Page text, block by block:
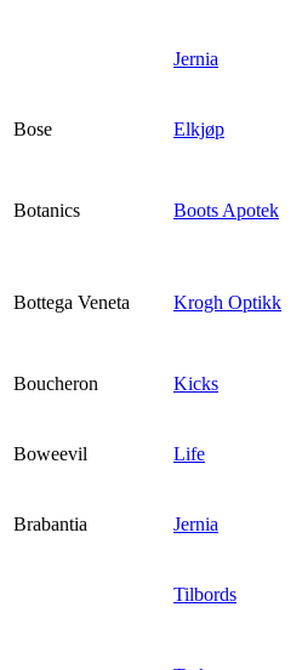
Jernia
Bose Elkjøp
Botanics Boots Apotek
Bottega Veneta Krogh Optikk
Boucheron Kicks
Boweevil Life
Brabantia Jernia
Tilbords